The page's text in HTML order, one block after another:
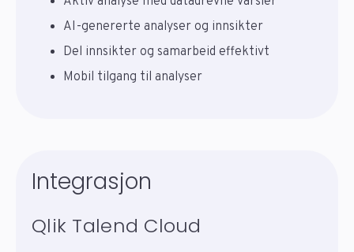
AI-genererte analyser og innsikter
Del innsikter og samarbeid effektivt
Mobil tilgang til analyser
Integrasjon
Qlik Talend Cloud